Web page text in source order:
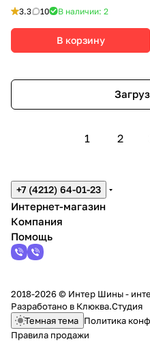
3.3 10 В наличии: 2
В корзину
1 2
+7 (4212) 64-01-23
Интернет-магазин
Компания
Помощь
2018-2026 © Интер Шины -
Разработано в Клюква.Студия
Темная тема Политика
Правила продажи